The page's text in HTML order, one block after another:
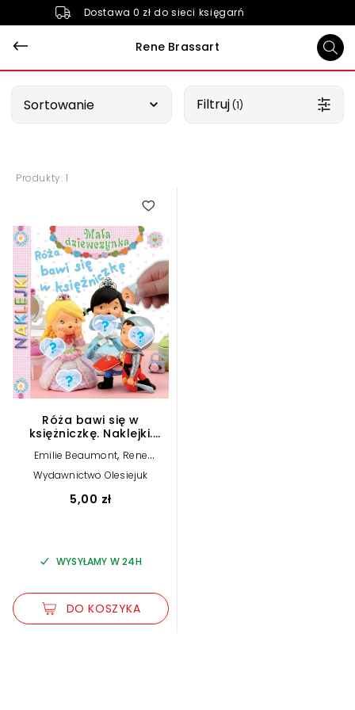
Dostawa 0 zł do sieci księgarń
Rene Brassart
Sortowanie Filtruj (1)
Produkty: 1
Róża bawi się w
księżniczkę. Naklejki.
Emilie Beaumont, Rene
Brassart
Christelle Mekdjian
Jack Delaroche
Wydawnictwo Olesiejuk
5,00 zł
WYSYŁAMY W 24H
DO KOSZYKA